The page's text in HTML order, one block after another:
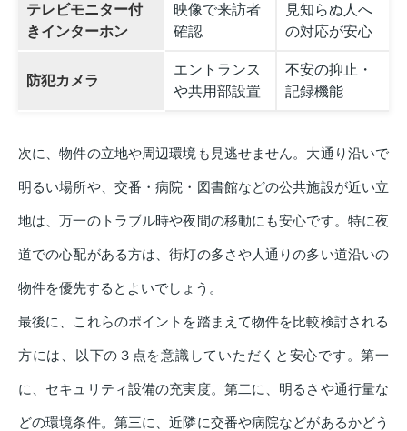
テレビモニター付
きインターホン
映像で来訪者
確認
見知らぬ人へ
の対応が安心
防犯カメラ
エントランス
や共用部設置
不安の抑止・
記録機能
次に、物件の立地や周辺環境も見逃せません。大通り沿いで
明るい場所や、交番・病院・図書館などの公共施設が近い立
地は、万一のトラブル時や夜間の移動にも安心です。特に夜
道での心配がある方は、街灯の多さや人通りの多い道沿いの
物件を優先するとよいでしょう。
最後に、これらのポイントを踏まえて物件を比較検討される
方には、以下の３点を意識していただくと安心です。第一
に、セキュリティ設備の充実度。第二に、明るさや通行量な
どの環境条件。第三に、近隣に交番や病院などがあるかどう